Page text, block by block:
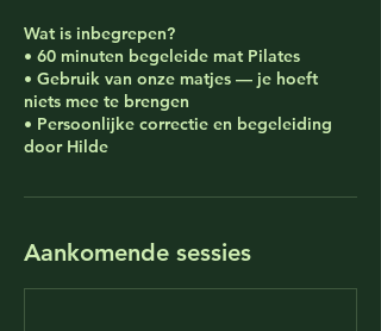
Wat is inbegrepen?
• 60 minuten begeleide mat Pilates
• Gebruik van onze matjes — je hoeft
niets mee te brengen
• Persoonlijke correctie en begeleiding
door Hilde
Aankomende sessies